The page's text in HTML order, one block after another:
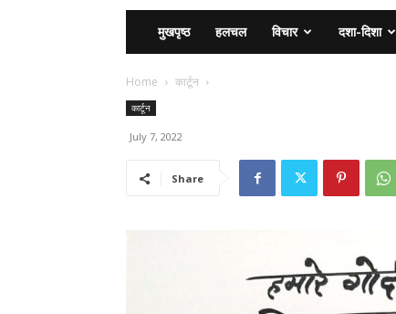
मुखपृष्ठ हलचल विचार दशा-दिशा
Home कार्टून
कार्टून
July 7, 2022
Share